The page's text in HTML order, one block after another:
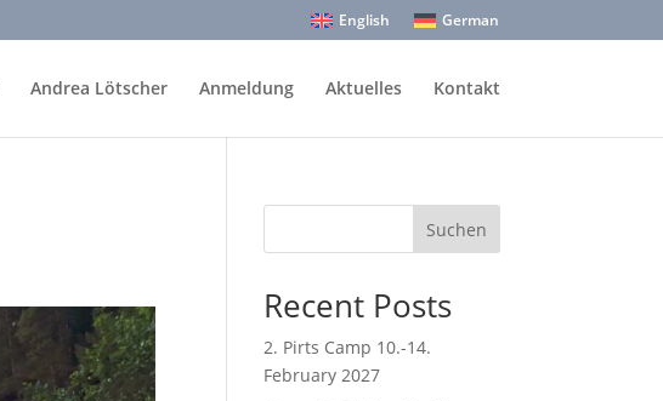
English German
Andrea Lötscher Anmeldung Aktuelles Kontakt
Suchen
Recent Posts
2. Pirts Camp 10.-14.
February 2027